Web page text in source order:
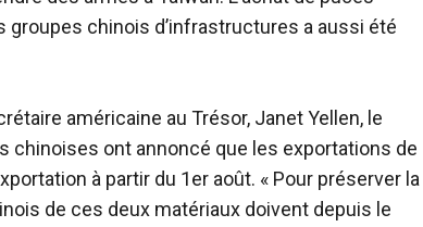
chinois d’infrastructures a aussi été
américaine au Trésor, Janet Yellen, le
chinoises ont annoncé que les exportations de
à partir du 1er août. « Pour préserver la
de ces deux matériaux doivent depuis le